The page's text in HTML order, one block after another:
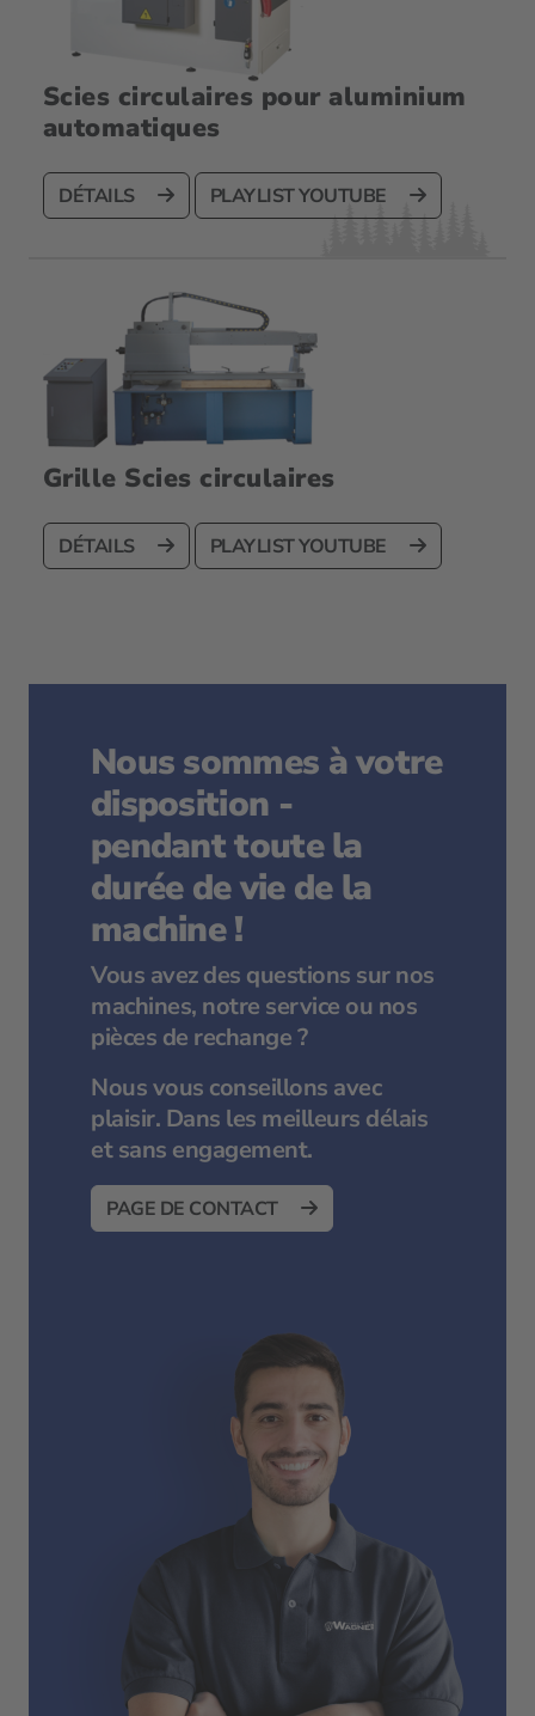
Scies circulaires pour aluminium
automatiques
DÉTAILS PLAYLIST YOUTUBE
Grille Scies circulaires
DÉTAILS PLAYLIST YOUTUBE
Nous sommes à votre
disposition -
pendant toute la
durée de vie de la
machine !
Vous avez des questions sur nos
machines, notre service ou nos
pièces de rechange ?
Nous vous conseillons avec
plaisir. Dans les meilleurs délais
et sans engagement.
PAGE DE CONTACT